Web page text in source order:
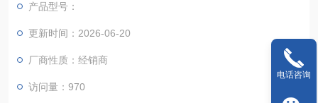
及排地下数十米管道等业务。
产品型号：
更新时间：2026-06-20
厂商性质：经销商
访问量：970
电话咨询